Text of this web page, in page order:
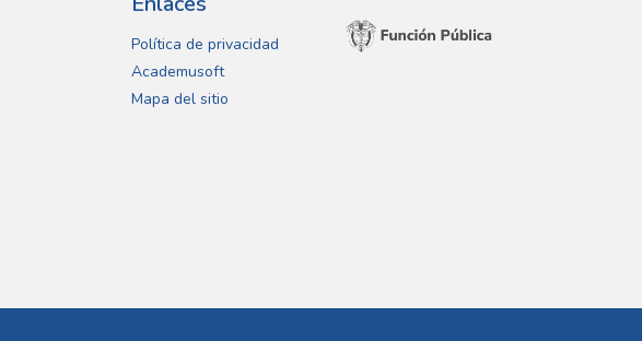
Política de privacidad
Academusoft
Mapa del sitio